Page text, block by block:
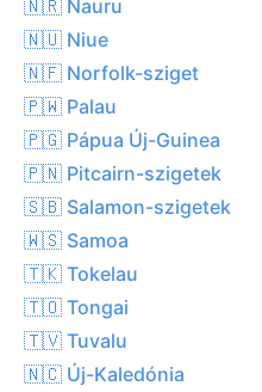
🇳🇷 Nauru
🇳🇺 Niue
🇳🇫 Norfolk-sziget
🇵🇼 Palau
🇵🇬 Pápua Új-Guinea
🇵🇳 Pitcairn-szigetek
🇸🇧 Salamon-szigetek
🇼🇸 Samoa
🇹🇰 Tokelau
🇹🇴 Tongai
🇹🇻 Tuvalu
🇳🇨 Új-Kaledónia